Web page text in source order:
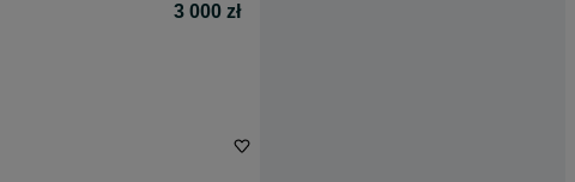
3 000 zł